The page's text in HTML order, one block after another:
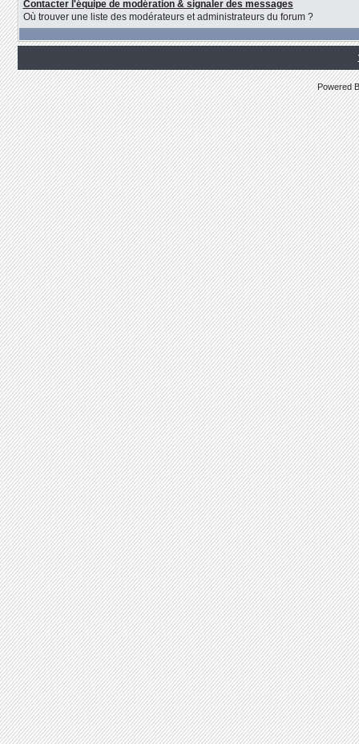
Contacter l'équipe de modération & signaler des messages
Où trouver une liste des modérateurs et administrateurs du forum ?
Powered